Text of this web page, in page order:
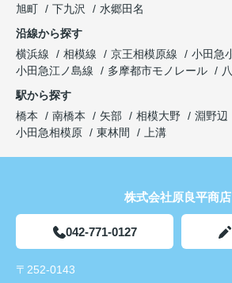
旭町
下九沢
水郷田名
沿線から探す
横浜線
相模線 京王相模原線
小田急
小田急江ノ島線
多摩都市モノレール
駅から探す
橋本
南橋本 矢部 相模大野 淵野辺
小田急相模原
東林間 上溝
株式会社原良平商店
042-771-0127
〒252-0143